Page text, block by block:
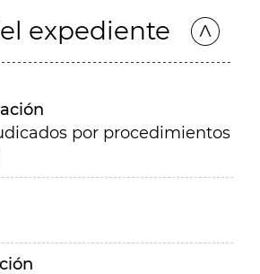
expediente
por procedimientos